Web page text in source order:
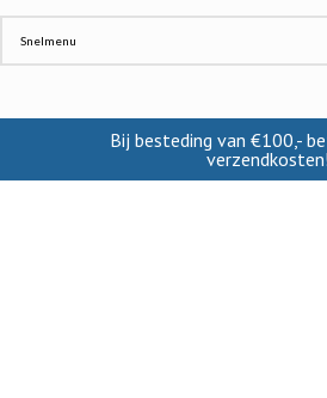
Bij besteding van €100,-
verzendkosten!